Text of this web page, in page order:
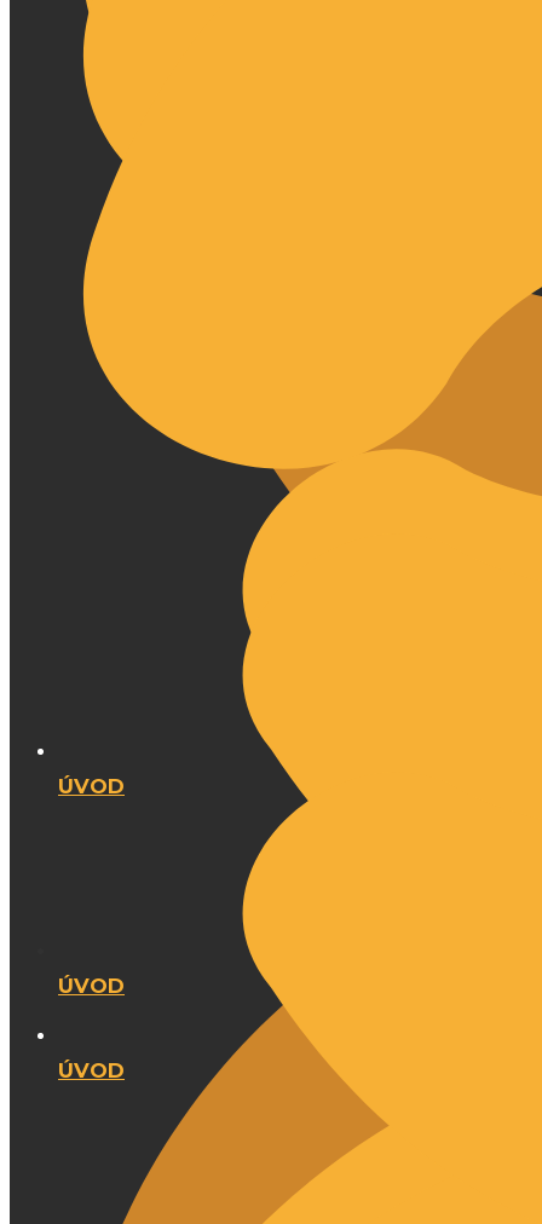
ÚVOD
ÚVOD
ÚVOD